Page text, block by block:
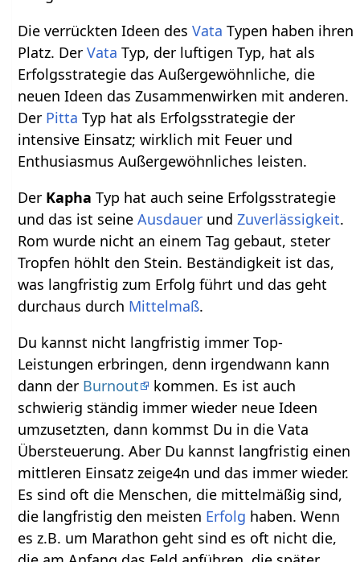
Die verrückten Ideen desVata Typen haben ihren
Platz. DerVata Typ, der luftigen Typ, hat als
Erfolgsstrategie das Außergewöhnliche, die
neuen Ideen das Zusammenwirken mit anderen.
Der Pitta Typ hat als Erfolgsstrategie der
intensive Einsatz; wirklich mit Feuer und
Enthusiasmus Außergewöhnliches leisten.
Der Kapha Typ hat auch seine Erfolgsstrategie
und das ist seineAusdauer undZuverlässigkeit.
Rom wurde nicht an einem Tag gebaut, steter
Tropfen höhlt den Stein. Beständigkeit ist das,
was langfristig zum Erfolg führt und das geht
durchaus durch Mittelmaß.
Du kannst nicht langfristig immer Top-
Leistungen erbringen, denn irgendwann kann
dann der Burnout
kommen. Es ist auch
schwierig ständig immer wieder neue Ideen
umzusetzten, dann kommst Du in die Vata
Übersteuerung. Aber Du kannst langfristig einen
mittleren Einsatz zeige4n und das immer wieder.
Es sind oft die Menschen, die mittelmäßig sind,
die langfristig den meisten Erfolg haben. Wenn
es z.B. um Marathon geht sind es oft nicht die,